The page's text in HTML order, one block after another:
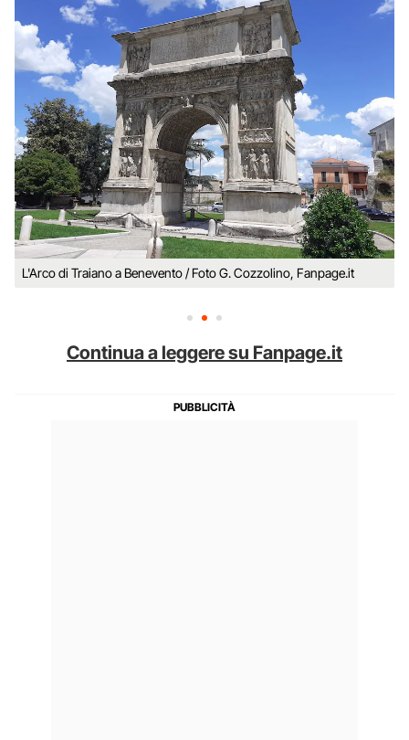
L'Arco di Traiano a Benevento / Foto G. Cozzolino, Fanpage.it
Continua a leggere su Fanpage.it